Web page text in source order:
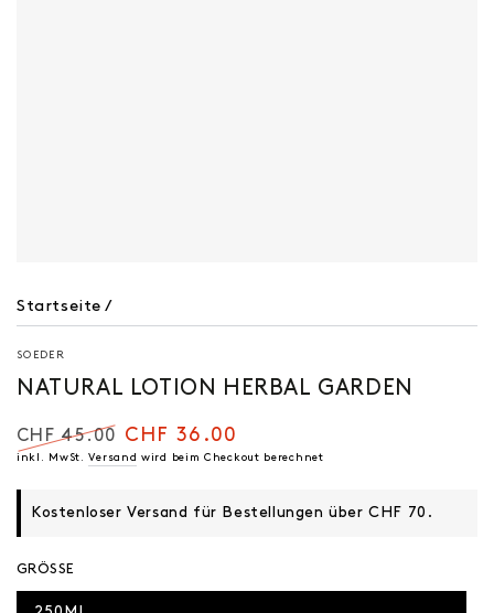
Startseite /
SOEDER
NATURAL LOTION HERBAL GARDEN
Regulärer
CHF 45.00
Verkaufspreis
CHF 36.00
inkl. MwSt.Versand wird beim Checkout berechnet
Kostenloser Versand für Bestellungen über CHF 70.
GRÖSSE